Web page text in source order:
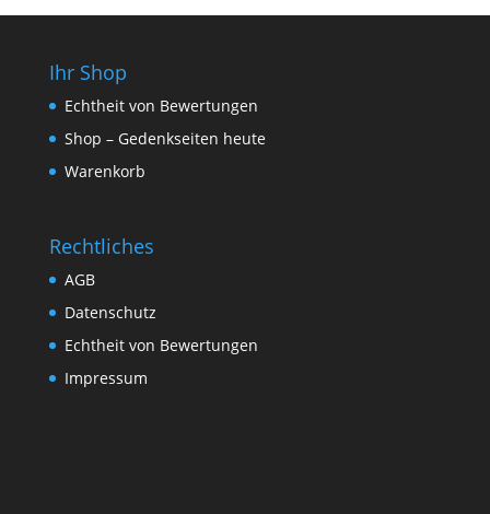
Ihr Shop
Echtheit von Bewertungen
Shop – Gedenkseiten heute
Warenkorb
Rechtliches
AGB
Datenschutz
Echtheit von Bewertungen
Impressum